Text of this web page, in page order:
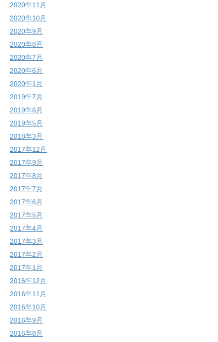
2020年11月
2020年10月
2020年9月
2020年8月
2020年7月
2020年6月
2020年1月
2019年7月
2019年6月
2019年5月
2018年3月
2017年12月
2017年9月
2017年8月
2017年7月
2017年6月
2017年5月
2017年4月
2017年3月
2017年2月
2017年1月
2016年12月
2016年11月
2016年10月
2016年9月
2016年8月